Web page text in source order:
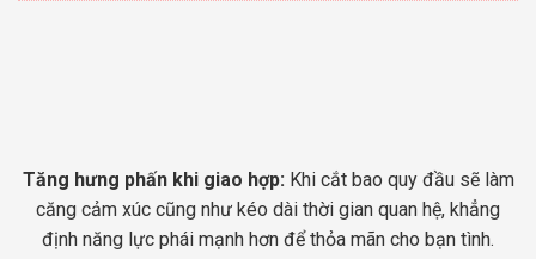
Tăng hưng phấn khi giao hợp: Khi cắt bao quy đầu sẽ làm
căng cảm xúc cũng như kéo dài thời gian quan hệ, khẳng
định năng lực phái mạnh hơn để thỏa mãn cho bạn tình.